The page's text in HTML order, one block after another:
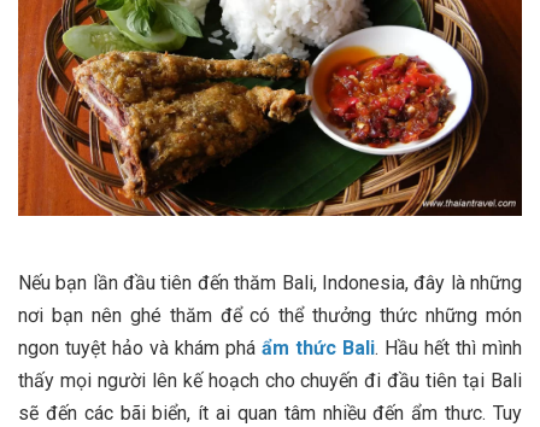
Nếu bạn lần đầu tiên đến thăm Bali, Indonesia, đây là những
nơi bạn nên ghé thăm để có thể thưởng thức những món
ngon tuyệt hảo và khám phá ẩm thức Bali. Hầu hết thì mình
thấy mọi người lên kế hoạch cho chuyến đi đầu tiên tại Bali
sẽ đến các bãi biển, ít ai quan tâm nhiều đến ẩm thưc. Tuy